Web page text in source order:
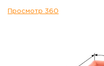
Просмотр 360